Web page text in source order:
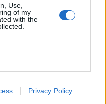
Use,
of my
with the
Privacy Policy